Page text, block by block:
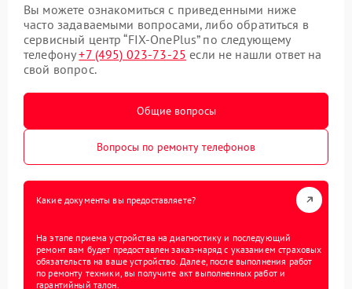
Вы можете ознакомиться с приведенными ниже
часто задаваемыми вопросами, либо обратиться в
сервисный центр “FIX-OnePlus” по следующему
телефону+7 (495) 023-73-25 если не нашли ответ на
свой вопрос.
Общие вопросы
Вопросы по ремонту телефонов
Какие документы вы предоставляете?
На этапе приема устройства на диагностику и последующий
ремонт вам будет предоставлен заказ-наряд с указанием страховых
обязательств на ваше устройство. Далее, после выполнения работ
по ремонту техники, вы получите акт выполненных работ и
гарантийный талон.